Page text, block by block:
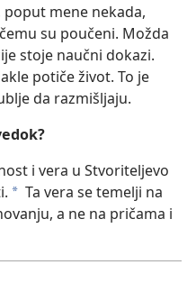
poput mene nekada,
su poučeni. Možda
stoje naučni dokazi.
potiče život. To je
da razmišljaju.
i vera u Stvoriteljevo
* Ta vera se temelji na
a ne na pričama i